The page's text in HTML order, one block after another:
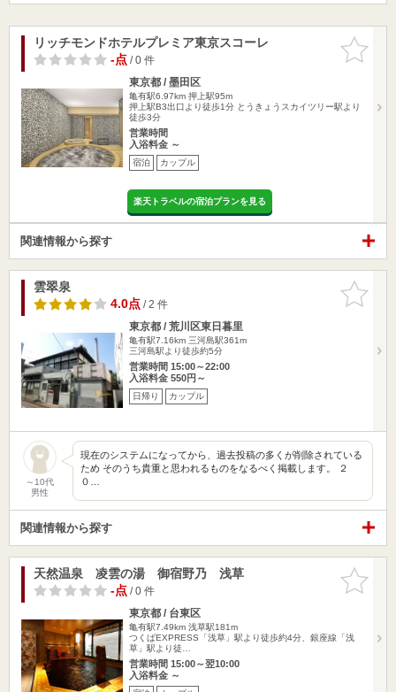
お気に入
りに追加
リッチモンドホテルプレミア東京スコーレ
-点/ 0 件
東京都 / 墨田区
亀有駅6.97km 押上駅95m
押上駅B3出口より徒歩1分 とうきょうスカイツリー駅より
徒歩3分
営業時間
入浴料金 ～
宿泊 カップル
楽天トラベルの宿泊プランを見る
関連情報から探す
お気に入
りに追加
雲翠泉
4.0点/ 2 件
東京都 / 荒川区東日暮里
亀有駅7.16km 三河島駅361m
三河島駅より徒歩約5分
営業時間 15:00～22:00
入浴料金 550円～
日帰り カップル
～10代
男性
現在のシステムになってから、過去投稿の多くが削除されている
ため そのうち貴重と思われるものをなるべく掲載します。 ２
０…
関連情報から探す
お気に入
りに追加
天然温泉 凌雲の湯 御宿野乃 浅草
-点/ 0 件
東京都 / 台東区
亀有駅7.49km 浅草駅181m
つくばEXPRESS「浅草」駅より徒歩約4分、銀座線「浅
草」駅より徒…
営業時間 15:00～翌10:00
入浴料金 ～